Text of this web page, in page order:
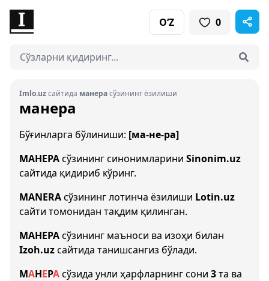
O‘Z 0
Imlo.uzсайтида манерасўзининг ёзилиши
манера
Бўғинларга бўлиниши: [ма-не-ра]
МАНЕРАсўзининг синонимларини Sinonim.uz
сайтида қидириб кўринг.
MANERAсўзининг лотинча ёзилиши Lotin.uz
сайти томонидан тақдим қилинган.
МАНЕРАсўзининг маъноси ва изоҳи билан
Izoh.uzсайтида танишсангиз бўлади.
МАНЕРАсўзида унли ҳарфларнинг сони 3та ва